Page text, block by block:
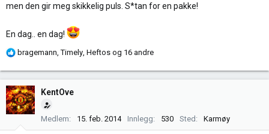
men den gir meg skikkelig puls. S*tan for en pakke!
En dag.. en dag!
R
k
s
j
bragemann ,Timely Heftos og 16 andre
KentOve
Medlem 15. feb. 2014 Innlegg 530 Sted Karmøy